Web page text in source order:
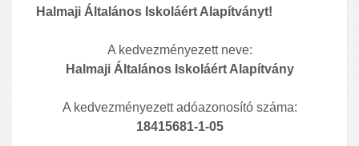
Halmaji Általános Iskoláért Alapítványt!
A kedvezményezett neve:
Halmaji Általános Iskoláért Alapítvány
A kedvezményezett adóazonosító száma:
18415681-1-05